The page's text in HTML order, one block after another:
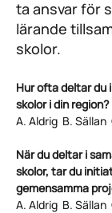
ta ansvar för
lärande
skolor.
Hur ofta deltar du
skolor i din region?
A. Aldrig B. Sällan
När du deltar i
skolor, tar du
gemensamma
A. Aldrig B. Sällan